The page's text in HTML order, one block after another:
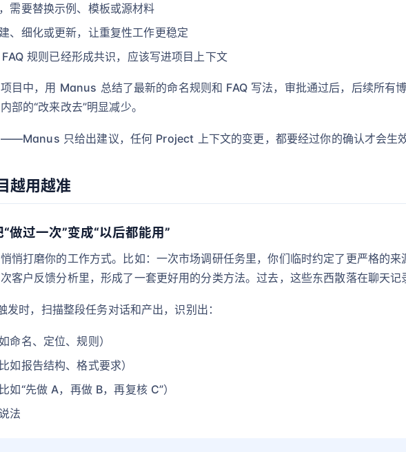
需要替换示例、模板或源材料
、细化或更新，让重复性工作更稳定
规则已经形成共识，应该写进项目上下文
目中，用 Manus 总结了最新的命名规则和 FAQ 写法，审批通过后，后续所有
部的“改来改去”明显减少。
只给出建议，任何 Project 上下文的变更，都要经过你的确认才会生效
越用越准
做过一次”变成“以后都能用”
悄打磨你的工作方式。比如：一次市场调研任务里，你们临时约定了更严格的
客户反馈分析里，形成了一套更好用的分类方法。过去，这些东西散落在聊天记
时，扫描整段任务对话和产出，识别出：
命名、定位、规则）
如报告结构、格式要求）
如“先做 A，再做 B，再复核 C”）
法